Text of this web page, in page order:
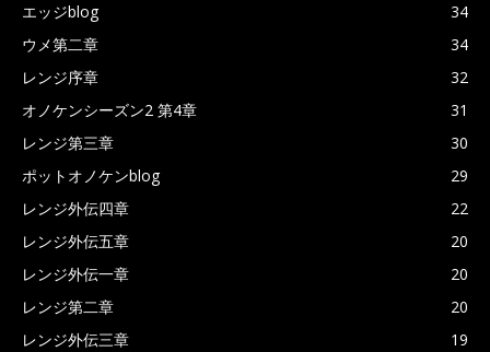
エッジblog
34
ウメ第二章
34
レンジ序章
32
オノケンシーズン2 第4章
31
レンジ第三章
30
ポットオノケンblog
29
レンジ外伝四章
22
レンジ外伝五章
20
レンジ外伝一章
20
レンジ第二章
20
レンジ外伝三章
19